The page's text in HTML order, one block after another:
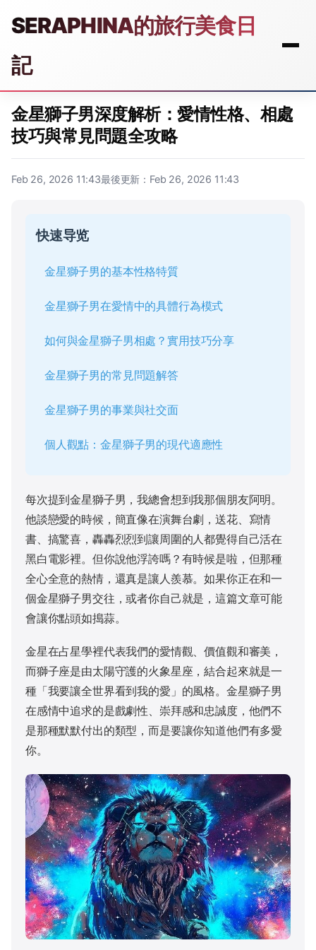
SERAPHINA的旅行美食日
記
金星獅子男深度解析：愛情性格、相處
技巧與常見問題全攻略
Feb 26, 2026 11:43最後更新：Feb 26, 2026 11:43
快速导览
金星獅子男的基本性格特質
金星獅子男在愛情中的具體行為模式
如何與金星獅子男相處？實用技巧分享
金星獅子男的常見問題解答
金星獅子男的事業與社交面
個人觀點：金星獅子男的現代適應性
每次提到金星獅子男，我總會想到我那個朋友阿明。
他談戀愛的時候，簡直像在演舞台劇，送花、寫情
書、搞驚喜，轟轟烈烈到讓周圍的人都覺得自己活在
黑白電影裡。但你說他浮誇嗎？有時候是啦，但那種
全心全意的熱情，還真是讓人羨慕。如果你正在和一
個金星獅子男交往，或者你自己就是，這篇文章可能
會讓你點頭如搗蒜。
金星在占星學裡代表我們的愛情觀、價值觀和審美，
而獅子座是由太陽守護的火象星座，結合起來就是一
種「我要讓全世界看到我的愛」的風格。金星獅子男
在感情中追求的是戲劇性、崇拜感和忠誠度，他們不
是那種默默付出的類型，而是要讓你知道他們有多愛
你。